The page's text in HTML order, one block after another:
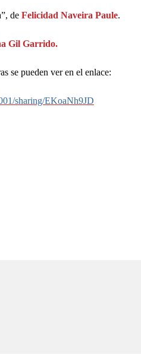
de Felicidad Naveira Paule.
Gil Garrido.
se pueden veren el enlace:
sharing/EKoaNh9JD